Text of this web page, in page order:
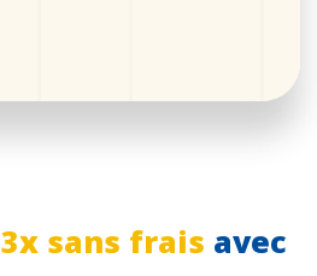
3x sans frais avec